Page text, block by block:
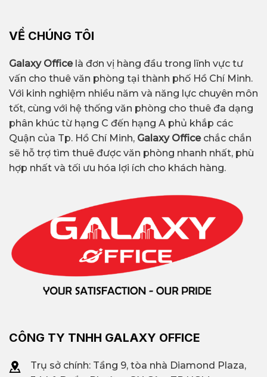
VỀ CHÚNG TÔI
Galaxy Officelà đơn vị hàng đầu trong lĩnh vực tư
vấn cho thuê văn phòng tại thành phố Hồ Chí Minh.
Với kinh nghiệm nhiều năm và năng lực chuyên môn
tốt, cùng với hệ thống văn phòng cho thuê đa dạng
phân khúc từ hạng C đến hạng A phủ khắp các
Quận của Tp. Hồ Chí Minh, Galaxy Office chắc chắn
sẽ hỗ trợ tìm thuê được văn phòng nhanh nhất, phù
hợp nhất và tối ưu hóa lợi ích cho khách hàng.
CÔNG TY TNHH GALAXY OFFICE
Trụ sở chính: Tầng 9, tòa nhà Diamond Plaza,